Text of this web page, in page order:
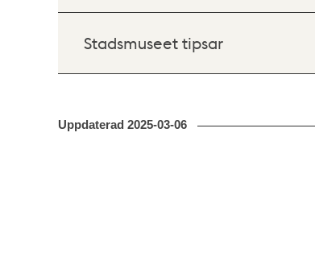
Stadsmuseet tipsar
Uppdaterad 2025-03-06